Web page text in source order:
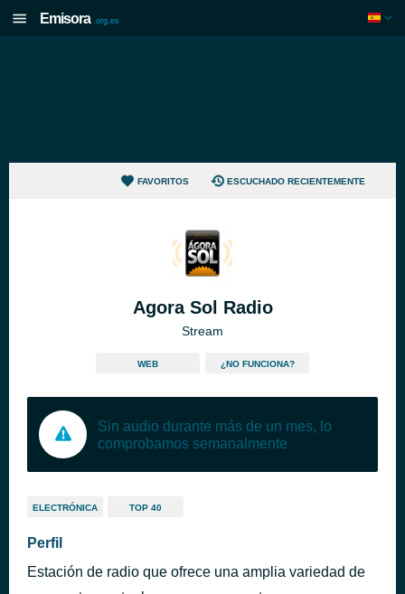
Emisora .org.es
FAVORITOS ESCUCHADO RECIENTEMENTE
Agora Sol Radio
Stream
WEB ¿NO FUNCIONA?
Sin audio durante más de un mes, lo
comprobamos semanalmente
ELECTRÓNICA TOP 40
Perfil
Estación de radio que ofrece una amplia variedad de